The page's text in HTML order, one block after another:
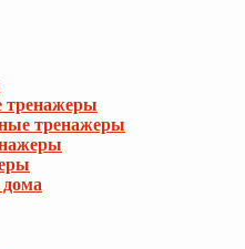
тренажеры
тренажеры